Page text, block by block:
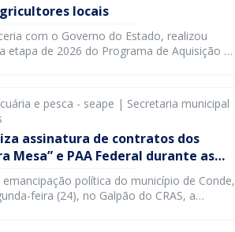
locais
com o Governo do Estado, realizou
etapa de 2026 do Programa de Aquisição de
a distribuição de alimentos para cerca
segundo a subgerente […]
e pesca - seape | Secretaria municipal
assinatura de contratos dos
Mesa” e PAA Federal durante as
do municípiopolítica do município de Conde,
feira (24), no Galpão do CRAS, a
com Agricultores dos programas